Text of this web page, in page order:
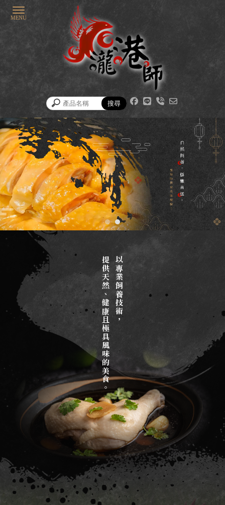
雞肉
台北雞肉
新莊區雞肉
三重區雞肉
雞肉大盤商 以專業飼養技術，
提供天然、健康且極具風味的美食。